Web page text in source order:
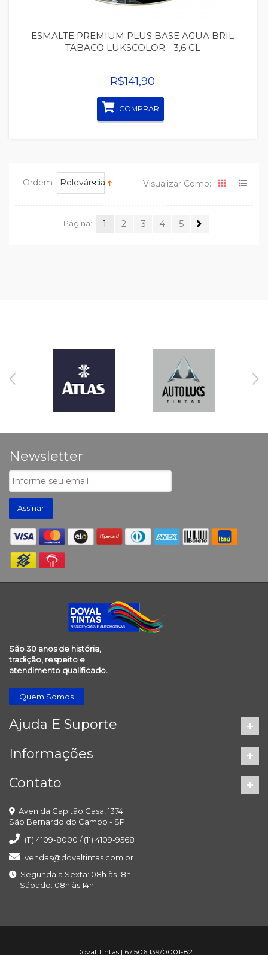
ESMALTE PREMIUM PLUS BASE AGUA BRIL
TABACO LUKSCOLOR - 3,6 GL
R$141,90
COMPRAR
Ordem Relevância Visualizar Como:
Página: 1 2 3 4 5
Newsletter
Assinar
São 30 anos de história,
tradição, respeito e
atendimento qualificado.
Quem Somos
Ajuda E Suporte
Informações
Contato
Avenida Capitão Casa, 1374
São Bernardo do Campo - SP
(11) 4109-8000 / (11) 4109-9568
vendas@dovaltintas.com.br
Segunda a Sexta: 08h às 18h
Sábado: 08h às 14h
Doval Tintas | 67.506.139/0001-82